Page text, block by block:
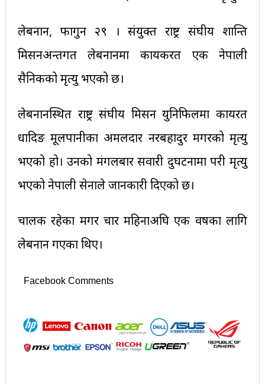
लेबनान, फागुन २९ । संयुक्त राष्ट्र संघीय शान्ति
मिसनअन्तर्गत लेबनानमा कार्यकरत एक नेपाली
सैनिकको मृत्यु भएको छ।
लेबनानस्थित राष्ट्र संघीय मिसन युनिफिलमा कार्यरत
धादिङ मूलपानीका अमलदार नरबहादुर मगरको मृत्यु
भएको हो। उनको मंगलबार सवारी दुर्घटनामा परी मृत्यु
भएको नेपाली सेनाले जानकारी दिएको छ।
चालक रहेका मगर चार महिनाअघि एक वर्षका लागि
लेबनान गएका थिए।
Facebook Comments